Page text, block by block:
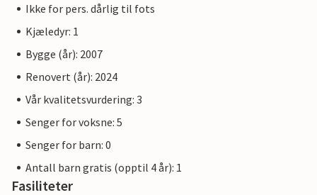
Ikke for pers. dårlig til fots
Kjæledyr: 1
Bygge (år): 2007
Renovert (år): 2024
Vår kvalitetsvurdering: 3
Senger for voksne: 5
Senger for barn: 0
Antall barn gratis (opptil 4 år): 1
Fasiliteter